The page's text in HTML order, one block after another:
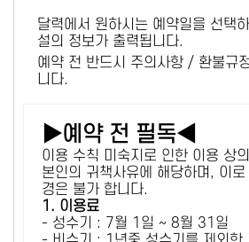
달력에서 원하시는 예약일을 선택
설의 정보가 출력됩니다.
예약 전 반드시 주의사항 / 환불규
니다.
▶예약 전 필독◀
이용 수칙 미숙지로 인한 이용 상
본인의 귀책사유에 해당하며, 이
경은 불가 합니다.
1. 이용료
- 성수기 : 7월 1일 ~ 8월 31일